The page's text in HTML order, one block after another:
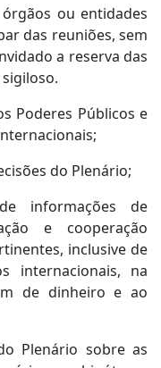
ou entidades
das reuniões, sem
a reserva das
Poderes Públicos e
do Plenário;
informações de
e cooperação
inclusive de
internacionais, na
de dinheiro e ao
Plenário sobre as